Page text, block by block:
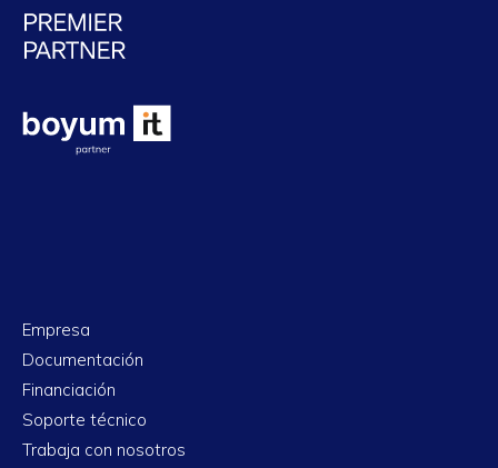
Empresa
Documentación
Financiación
Soporte técnico
Trabaja con nosotros